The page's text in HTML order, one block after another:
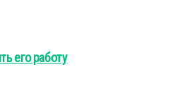
его работу